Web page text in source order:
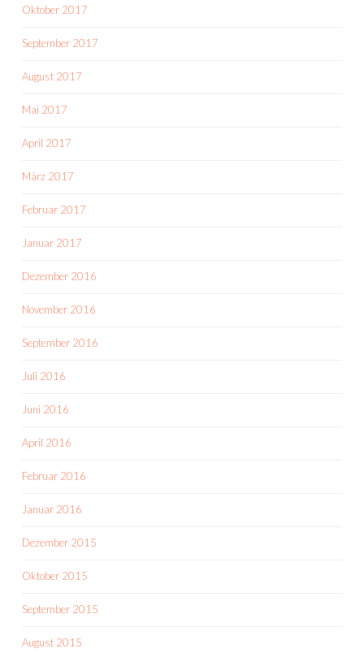
Oktober 2017
September 2017
August 2017
Mai 2017
April 2017
März 2017
Februar 2017
Januar 2017
Dezember 2016
November 2016
September 2016
Juli 2016
Juni 2016
April 2016
Februar 2016
Januar 2016
Dezember 2015
Oktober 2015
September 2015
August 2015